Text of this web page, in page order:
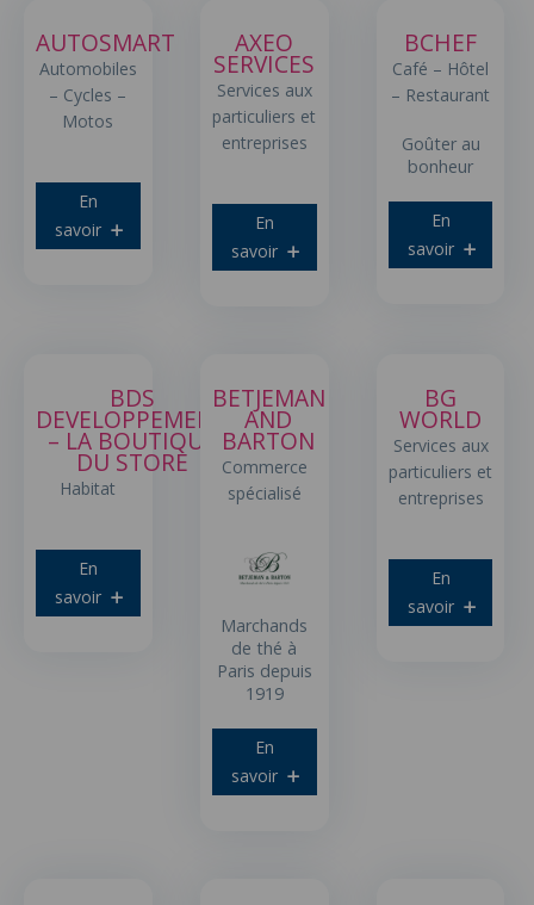
AUTOSMART
Automobiles
– Cycles –
Motos
En
savoir
AXEO
SERVICES
Services aux
particuliers et
entreprises
En
savoir
BCHEF
Café – Hôtel
– Restaurant
Goûter au
bonheur
En
savoir
BDS
DEVELOPPEMENT
– LA BOUTIQUE
DU STORE
Habitat
En
savoir
BETJEMAN
AND
BARTON
Commerce
spécialisé
Marchands
de thé à
Paris depuis
1919
En
savoir
BG
WORLD
Services aux
particuliers et
entreprises
En
savoir